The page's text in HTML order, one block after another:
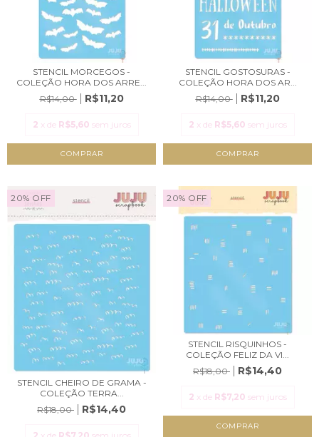
STENCIL MORCEGOS -
COLEÇÃO HORA DOS ARRE...
R$14,00
R$11,20
2 x de R$5,60 sem juros
STENCIL GOSTOSURAS -
COLEÇÃO HORA DOS AR...
R$14,00
R$11,20
2 x de R$5,60 sem juros
20% OFF
STENCIL CHEIRO DE GRAMA -
COLEÇÃO TERRA...
R$18,00
R$14,40
20% OFF
STENCIL RISQUINHOS -
COLEÇÃO FELIZ DA VI...
R$18,00
R$14,40
2 x de R$7,20 sem juros